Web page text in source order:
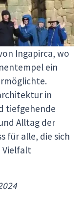
bis zu
Besonders
Ingapirca, wo
ein
in
tiefgehende
Alltag der
für alle, die sich
Vielfalt